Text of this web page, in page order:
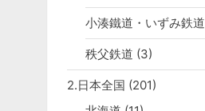
小湊鐵道・いずみ鉄道
秩父鉄道 (3)
2.日本全国 (201)